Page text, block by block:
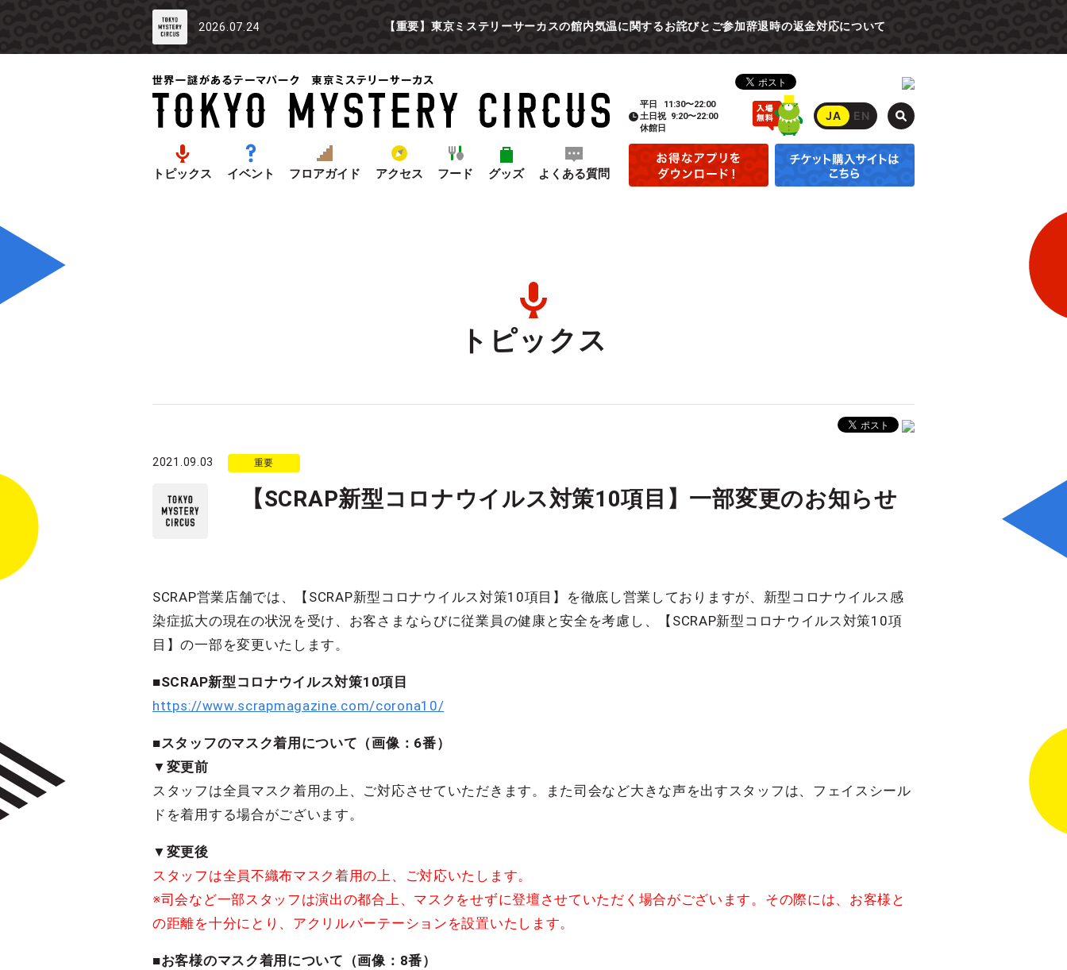
2026.07.24 【重要】東京ミステリーサーカスの館内気温に関するお詫びとご参加辞退時の返金対応について
トピックス イベント フロアガイド アクセス フード グッズ よくある質問
平日
11:30〜22:00
土日祝 9:20〜22:00
休館日
JA EN
トピックス
2021.09.03 重要
【SCRAP新型コロナウイルス対策10項目】一部変更のお知らせ
SCRAP営業店舗では、【SCRAP新型コロナウイルス対策10項目】を徹底し営業しておりますが、新型コロナウイルス感
染症拡大の現在の状況を受け、お客さまならびに従業員の健康と安全を考慮し、【SCRAP新型コロナウイルス対策10項
目】の一部を変更いたします。
■SCRAP新型コロナウイルス対策10項目
https://www.scrapmagazine.com/corona10/
■スタッフのマスク着用について（画像：6番）
▼変更前
スタッフは全員マスク着用の上、ご対応させていただきます。また司会など大きな声を出すスタッフは、フェイスシール
ドを着用する場合がございます。
▼変更後
スタッフは全員不織布マスク着用の上、ご対応いたします。
※司会など一部スタッフは演出の都合上、マスクをせずに登壇させていただく場合がございます。その際には、お客様と
の距離を十分にとり、アクリルパーテーションを設置いたします。
■お客様のマスク着用について（画像：8番）